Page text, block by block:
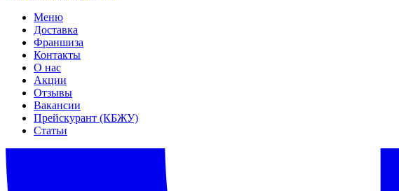
Меню
Доставка
Франшиза
Контакты
О нас
Акции
Отзывы
Вакансии
Прейскурант (КБЖУ)
Статьи